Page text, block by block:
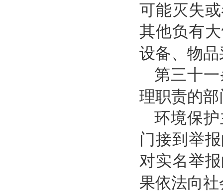
可能灭失
其他负有
设备、物
第三十
理职责的
环境保
门接到举
对实名举
果依法向